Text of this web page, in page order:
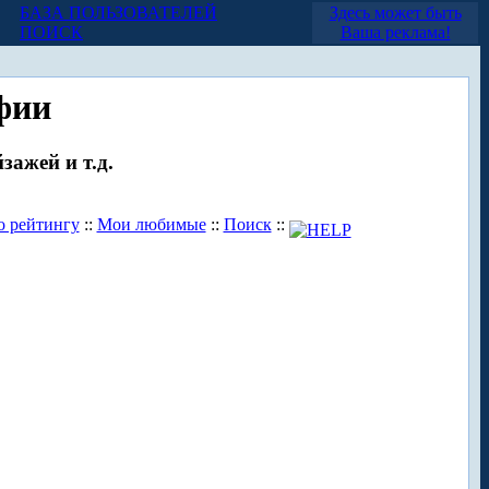
БАЗА ПОЛЬЗОВАТЕЛЕЙ
ПОИСК
Здесь может быть
Ваша реклама!
и т.д.
рейтингу:: Мои любимые:: Поиск::